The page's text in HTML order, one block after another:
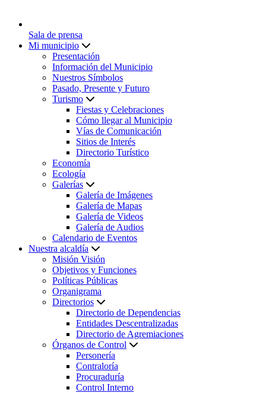
Sala de prensa
Mi municipio
Presentación
Información del Municipio
Nuestros Símbolos
Pasado, Presente y Futuro
Turismo
Fiestas y Celebraciones
Cómo llegar al Municipio
Vías de Comunicación
Sitios de Interés
Directorio Turístico
Economía
Ecología
Galerías
Galería de Imágenes
Galería de Mapas
Galería de Videos
Galería de Audios
Calendario de Eventos
Nuestra alcaldía
Misión Visión
Objetivos y Funciones
Políticas Públicas
Organigrama
Directorios
Directorio de Dependencias
Entidades Descentralizadas
Directorio de Agremiaciones
Órganos de Control
Personería
Contraloría
Procuraduría
Control Interno